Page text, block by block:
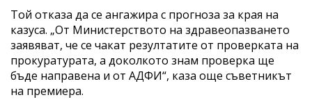
Той отказа да се ангажира с прогноза за края на
казуса. „От Министерството на здравеопазването
заявяват, че се чакат резултатите от проверката на
прокуратурата, а доколкото знам проверка ще
бъде направена и от АДФИ“, каза още съветникът
на премиера.